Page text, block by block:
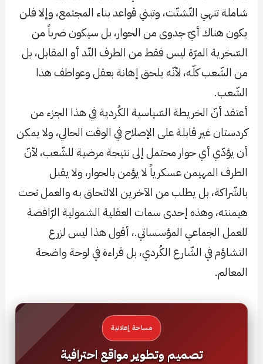
شاملة تنهي التّشتّت، وتبني قواعد بناء المجتمع، وإلا فلن
يكون هناك أيّ جدوى من الحوار، بل سيكون ضرباً من
السّخرية المرّة ليس فقط من الطرف النّد أو المقابل، بل
من الشّعب كلّه، لأنّه يلحق إهانة بعقل وعواطف هذا
الشّعب.
أعتقد أنّ الخريطة السّياسية الكُردية في هذا الجزء من
كردستان غير قابلة على الإصلاح في الوقت الحالي، ولا يمكن
أن يؤدّي أي حوار محتمل إلى نتيجة مرضية للشّعب، لأنّ
الطرف المهيمن عسكرياً لا يؤمن بالحوار، ولا يقبل
بالشّراكة، بل يطلب من الآخرين الالتحاق به والعمل تحت
هيمنته، وهذه إحدى سمات العقلية الشمولية الرّافضة
للعمل الجماعي المؤسساتي.، أقول هذا ليس لزرع
التشاؤم في الشّارع الكُردي، بل قراءة في لوحة واضحة
المعالم.
مساحة إعلانية
تصميم وتطوير مواقع احترافية